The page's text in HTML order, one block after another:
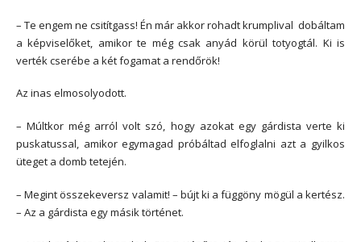
– Te engem ne csitítgass! Én már akkor rohadt krumplival dobáltam
a képviselőket, amikor te még csak anyád körül totyogtál. Ki is
verték cserébe a két fogamat a rendőrök!
Az inas elmosolyodott.
– Múltkor még arról volt szó, hogy azokat egy gárdista verte ki
puskatussal, amikor egymagad próbáltad elfoglalni azt a gyilkos
üteget a domb tetején.
– Megint összekeversz valamit! – bújt ki a függöny mögül a kertész.
– Az a gárdista egy másik történet.